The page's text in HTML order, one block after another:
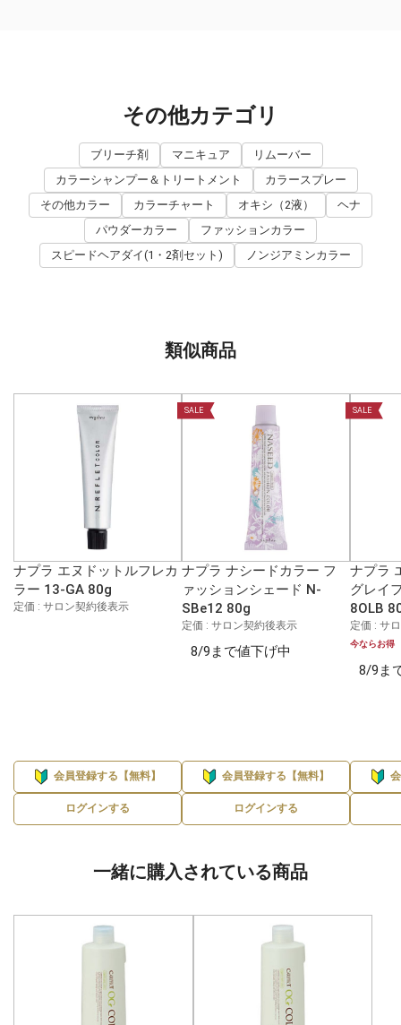
その他カテゴリ
ブリーチ剤 マニキュア
リムーバー
カラーシャンプー＆トリートメント
カラースプレー
その他カラー
カラーチャート オキシ（2液）
ヘナ
パウダーカラー
ファッションカラー
スピードヘアダイ(1・2剤セット)
ノンジアミンカラー
類似商品
ナプラ エヌドットルフレカ
ラー 13-GA 80g
定価 : サロン契約後表示
会員登録する【無料】
ログインする
SALE
ナプラ ナシードカラー フ
ァッションシェード N-
SBe12 80g
定価 : サロン契約後表示
8/9まで値下げ中
会員登録する【無料】
ログインする
SALE
ナプラ
グレイ
8OLB
定価 : サ
今ならお得
8/9ま
一緒に購入されている商品